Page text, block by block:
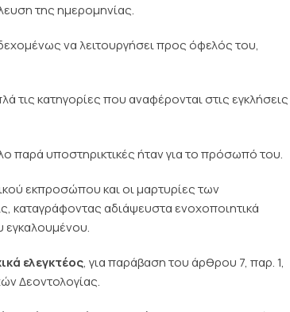
της ημερομηνίας.
να λειτουργήσει προς όφελός του,
τις κατηγορίες που αναφέρονται στις εγκλήσεις
παρά υποστηρικτικές ήταν για το πρόσωπό του.
εκπροσώπου και οι μαρτυρίες των
καταγράφοντας αδιάψευστα ενοχοποιητικά
εγκαλουμένου.
ελεγκτέος, για παράβαση του άρθρου 7, παρ. 1,
Δεοντολογίας.